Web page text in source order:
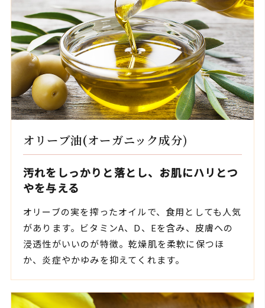
オリーブ油(オーガニック成分)
汚れをしっかりと落とし、お肌にハリとつ
やを与える
オリーブの実を搾ったオイルで、食用としても人気
があります。ビタミンA、D、Eを含み、皮膚への
浸透性がいいのが特徴。乾燥肌を柔軟に保つほ
か、炎症やかゆみを抑えてくれます。